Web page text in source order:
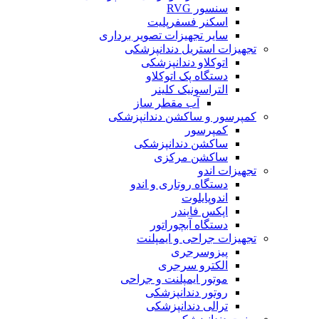
سنسور RVG
اسکنر فسفرپلیت
سایر تجهیزات تصویر برداری
تجهیزات استریل دندانپزشکی
اتوکلاو دندانپزشکی
دستگاه پک اتوکلاو
التراسونیک کلینر
آب مقطر ساز
کمپرسور و ساکشن دندانپزشکی
کمپرسور
ساکشن دندانپزشکی
ساکشن مرکزی
تجهیزات اندو
دستگاه روتاری و اندو
اندوپایلوت
اپکس فایندر
دستگاه آبچوراتور
تجهیزات جراحی و ایمپلنت
پیزوسرجری
الکترو سرجری
موتور ایمپلنت و جراحی
روتور دندانپزشکی
ترالی دندانپزشکی